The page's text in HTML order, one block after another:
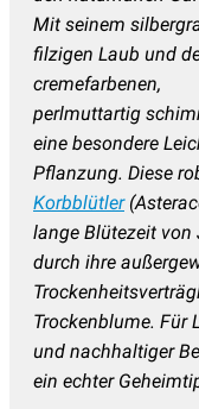
Helianthus
Mit seinem
filzigen Laub und
cremefarbenen,
perlmuttartig
eine besondere
Pflanzung. Diese
Korbblütler
lange Blütezeit von
durch ihre
Trockenblume. Für
und nachhaltiger
ein echter